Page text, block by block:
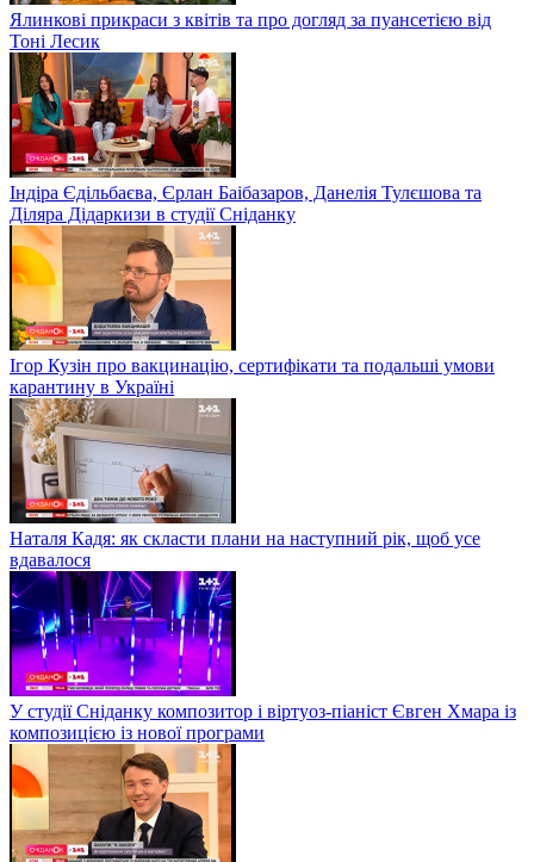
Ялинкові прикраси з квітів та про догляд за пуансетією від
Тоні Лесик
Індіра Єдільбаєва, Єрлан Баібазаров, Данелія Тулєшова та
Діляра Дідаркизи в студії Сніданку
Ігор Кузін про вакцинацію, сертифікати та подальші умови
карантину в Україні
Наталя Кадя: як скласти плани на наступний рік, щоб усе
вдавалося
У студії Сніданку композитор і віртуоз-піаніст Євген Хмара із
композицією із нової програми